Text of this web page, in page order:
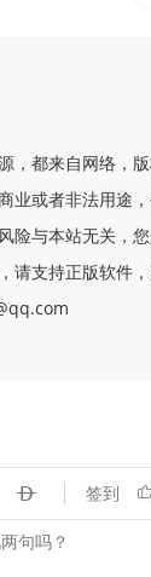
，都来自网络，
业或者非法用途
险与本站无关，
请支持正版软件
 签到